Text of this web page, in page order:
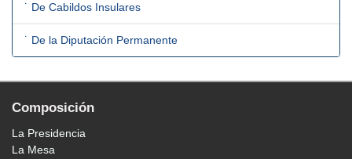
˙ De Cabildos Insulares
˙ De la Diputación Permanente
Composición
La Presidencia
La Mesa